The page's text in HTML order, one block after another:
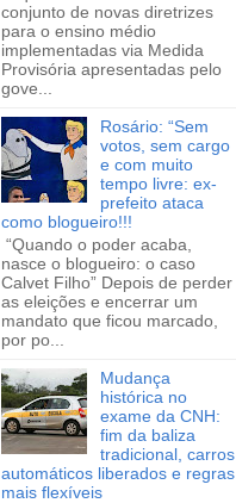
conjunto de novas diretrizes
para o ensino médio
implementadas via Medida
Provisória apresentadas pelo
gove...
Rosário: “Sem
votos, sem cargo
e com muito
tempo livre: ex-
prefeito ataca
como blogueiro!!!
“Quando o poder acaba,
nasce o blogueiro: o caso
Calvet Filho” Depois de perder
as eleições e encerrar um
mandato que ficou marcado,
por po...
Mudança
histórica no
exame da CNH:
fim da baliza
tradicional, carros
automáticos liberados e regras
mais flexíveis